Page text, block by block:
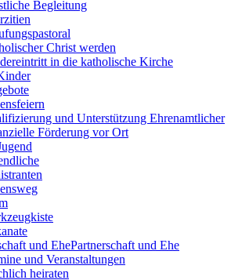
Begleitung
Christ werden
in die katholische Kirche
und Unterstützung Ehrenamtlicher
Förderung vor Ort
Partnerschaft und Ehe
und Veranstaltungen
heiraten